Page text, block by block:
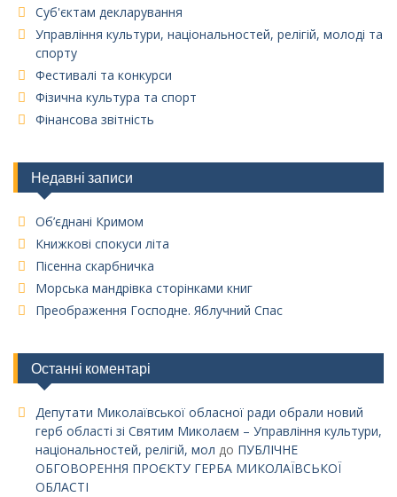
Суб'єктам декларування
Управління культури, національностей, релігій, молоді та
спорту
Фестивалі та конкурси
Фізична культура та спорт
Фінансова звітність
Недавні записи
Об’єднані Кримом
Книжкові спокуси літа
Пісенна скарбничка
Морська мандрівка сторінками книг
Преображення Господне. Яблучний Спас
Останні коментарі
Депутати Миколаївської обласної ради обрали новий
герб області зі Святим Миколаєм – Управління культури,
національностей, релігій, мол до ПУБЛІЧНЕ
ОБГОВОРЕННЯ ПРОЄКТУ ГЕРБА МИКОЛАЇВСЬКОЇ
ОБЛАСТІ